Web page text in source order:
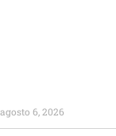
agosto 6, 2026